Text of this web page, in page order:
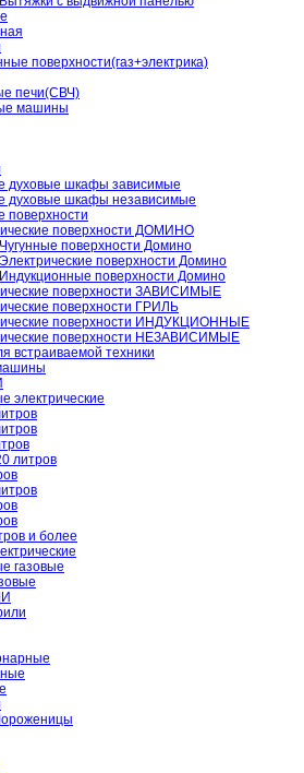
поверхности(газ+электрика)
печи(СВЧ)
машины
духовые шкафы зависимые
духовые шкафы независимые
поверхности
поверхности ДОМИНО
Чугунные поверхности Домино
Электрические поверхности Домино
Индукционные поверхности Домино
поверхности ЗАВИСИМЫЕ
поверхности ГРИЛЬ
поверхности ИНДУКЦИОННЫЕ
поверхности НЕЗАВИСИМЫЕ
встраиваемой техники
электрические
литров
и более
газовые